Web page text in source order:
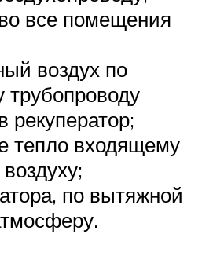
все помещения
воздух по
рекуператор;
тепло входящему
по вытяжной